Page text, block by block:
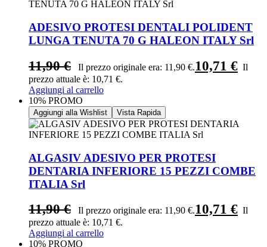
ADESIVO PROTESI DENTALI POLIDENT
LUNGA TENUTA 70 G HALEON ITALY Srl
11,90€ Il prezzo originale era: 11,90 €.10,71 € Il
prezzo attuale è: 10,71 €.
Aggiungi al carrello
10% PROMO
Aggiungi alla Wishlist Vista Rapida
ALGASIV ADESIVO PER PROTESI
DENTARIA INFERIORE 15 PEZZI COMBE
ITALIA Srl
11,90€ Il prezzo originale era: 11,90 €.10,71 € Il
prezzo attuale è: 10,71 €.
Aggiungi al carrello
10% PROMO